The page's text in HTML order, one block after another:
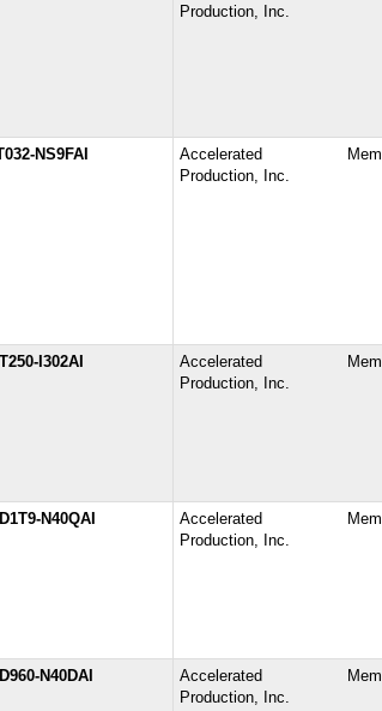
Production, Inc.
NS9FAI
Accelerated
Production, Inc.
I302AI
Accelerated
Production, Inc.
N40QAI
Accelerated
Production, Inc.
N40DAI
Accelerated
Production, Inc.